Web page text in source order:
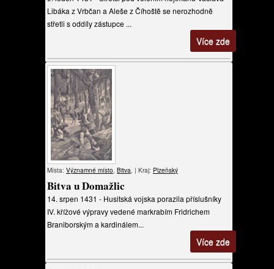
Libáka z Vrbčan a Aleše z Číhoště se nerozhodně
střetli s oddíly zástupce ...
Více zde
Místa: Významné místo, Bitva, | Kraj: Plzeňský
Bitva u Domažlic
14. srpen 1431 - Husitská vojska porazila příslušníky
IV. křížové výpravy vedené markrabím Fridrichem
Braniborským a kardinálem...
Více zde